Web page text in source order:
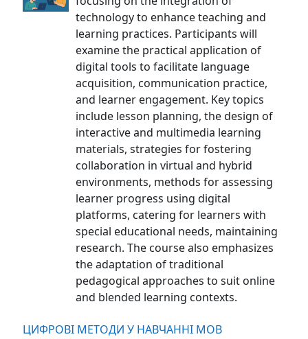
technology to enhance teaching and
learning practices. Participants will
examine the practical application of
digital tools to facilitate language
acquisition, communication practice,
and learner engagement. Key topics
include lesson planning, the design of
interactive and multimedia learning
materials, strategies for fostering
collaboration in virtual and hybrid
environments, methods for assessing
learner progress using digital
platforms, catering for learners with
special educational needs, maintaining
research. The course also emphasizes
the adaptation of traditional
pedagogical approaches to suit online
and blended learning contexts.
ЦИФРОВІ МЕТОДИ У НАВЧАННІ МОВ